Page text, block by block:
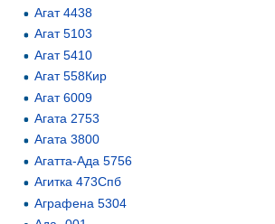
Агат 4438
Агат 5103
Агат 5410
Агат 558Кир
Агат 6009
Агата 2753
Агата 3800
Агатта-Ада 5756
Агитка 473Спб
Аграфена 5304